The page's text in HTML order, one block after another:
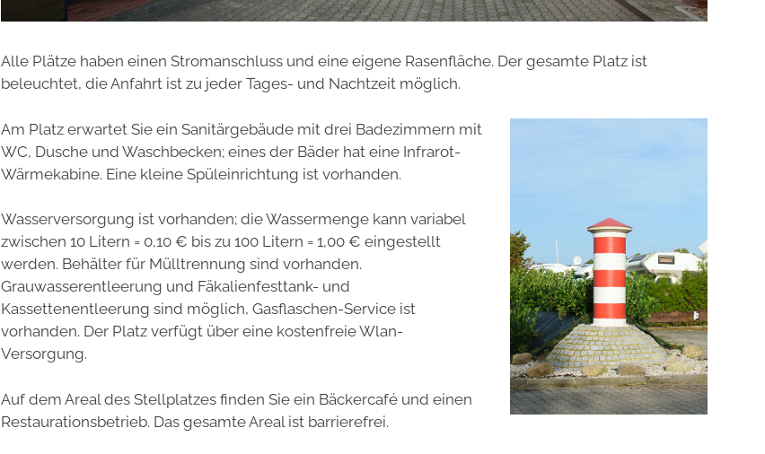
Alle Plätze haben einen Stromanschluss und eine eigene Rasenfläche. Der gesamte Platz ist
beleuchtet, die Anfahrt ist zu jeder Tages- und Nachtzeit möglich.
Am Platz erwartet Sie ein Sanitärgebäude mit drei Badezimmern mit
WC, Dusche und Waschbecken; eines der Bäder hat eine Infrarot-
Wärmekabine. Eine kleine Spüleinrichtung ist vorhanden.
Wasserversorgung ist vorhanden; die Wassermenge kann variabel
zwischen 10 Litern = 0,10 € bis zu 100 Litern = 1,00 € eingestellt
werden. Behälter für Mülltrennung sind vorhanden.
Grauwasserentleerung und Fäkalienfesttank- und
Kassettenentleerung sind möglich, Gasflaschen-Service ist
vorhanden. Der Platz verfügt über eine kostenfreie Wlan-
Versorgung.
Auf dem Areal des Stellplatzes finden Sie ein Bäckercafé und einen
Restaurationsbetrieb. Das gesamte Areal ist barrierefrei.